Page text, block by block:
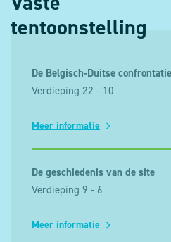
tentoonstelling
De Belgisch-Duitse
Verdieping 22 - 10
Meer informatie
De geschiedenis van de site
Verdieping 9 - 6
Meer informatie